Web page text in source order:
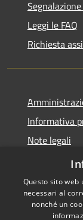
Leggi le FAQ
Richiesta
Informativa
Note legali
Questo sito web
necessari al
nonché un